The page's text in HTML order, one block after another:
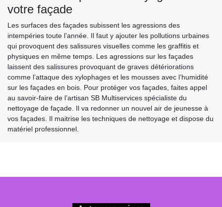
votre façade
Les surfaces des façades subissent les agressions des
intempéries toute l’année. Il faut y ajouter les pollutions urbaines
qui provoquent des salissures visuelles comme les graffitis et
physiques en même temps. Les agressions sur les façades
laissent des salissures provoquant de graves détériorations
comme l’attaque des xylophages et les mousses avec l’humidité
sur les façades en bois. Pour protéger vos façades, faites appel
au savoir-faire de l’artisan SB Multiservices spécialiste du
nettoyage de façade. Il va redonner un nouvel air de jeunesse à
vos façades. Il maitrise les techniques de nettoyage et dispose du
matériel professionnel.